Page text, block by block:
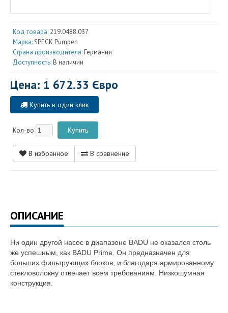
Код товара: 219.0488.037
Марка:SPECK Pumpen
Страна производителя: Германия
Доступность: В наличии
Цена: 1 672.33 Євро
Купить в один клик
Кол-во
В избранное В сравнение
ОПИСАНИЕ
Ни один другой насос в диапазоне BADU не оказался столь
же успешным, как BADU Prime. Он предназначен для
больших фильтрующих блоков, и благодаря армированному
стекловолокну отвечает всем требованиям. Низкошумная
конструкция.